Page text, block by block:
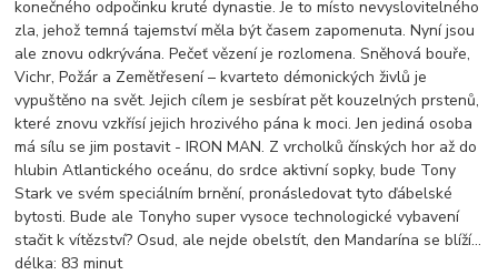
konečného odpočinku kruté dynastie. Je to místo nevyslovitelného
zla, jehož temná tajemství měla být časem zapomenuta. Nyní jsou
ale znovu odkrývána. Pečeť vězení je rozlomena. Sněhová bouře,
Vichr, Požár a Zemětřesení – kvarteto démonických živlů je
vypuštěno na svět. Jejich cílem je sesbírat pět kouzelných prstenů,
které znovu vzkřísí jejich hrozivého pána k moci. Jen jediná osoba
má sílu se jim postavit - IRON MAN. Z vrcholků čínských hor až do
hlubin Atlantického oceánu, do srdce aktivní sopky, bude Tony
Stark ve svém speciálním brnění, pronásledovat tyto ďábelské
bytosti. Bude ale Tonyho super vysoce technologické vybavení
stačit k vítězství? Osud, ale nejde obelstít, den Mandarína se blíží...
délka: 83 minut